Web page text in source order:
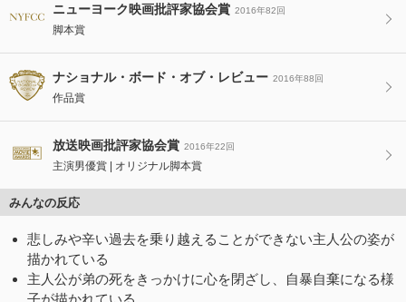
ニューヨーク映画批評家協会賞 2016年82回
脚本賞
ナショナル・ボード・オブ・レビュー 2016年88回
作品賞
放送映画批評家協会賞 2016年22回
主演男優賞 オリジナル脚本賞
みんなの反応
悲しみや辛い過去を乗り越えることができない主人公の姿が
描かれている
主人公が弟の死をきっかけに心を閉ざし、自暴自棄になる様
子が描かれている